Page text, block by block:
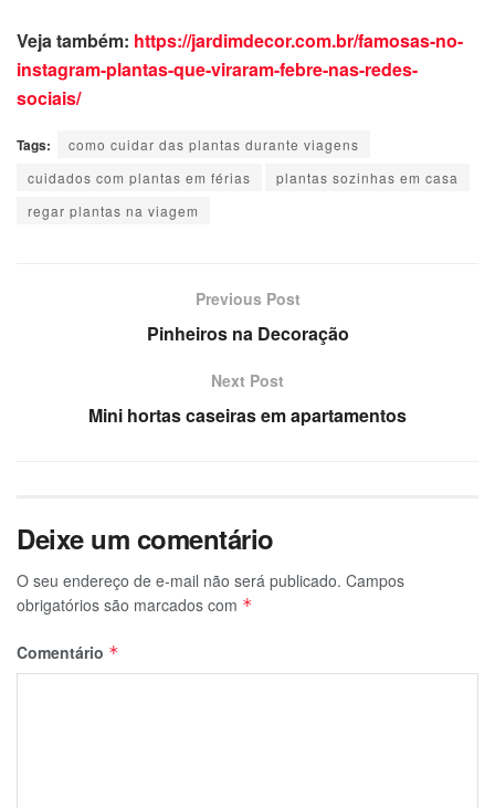
Veja também: https://jardimdecor.com.br/famosas-no-
instagram-plantas-que-viraram-febre-nas-redes-
sociais/
Tags:
como cuidar das plantas durante viagens
cuidados com plantas em férias
plantas sozinhas em casa
regar plantas na viagem
Previous Post
Pinheiros na Decoração
Next Post
Mini hortas caseiras em apartamentos
Deixe um comentário
O seu endereço de e-mail não será publicado. Campos
obrigatórios são marcados com *
Comentário *